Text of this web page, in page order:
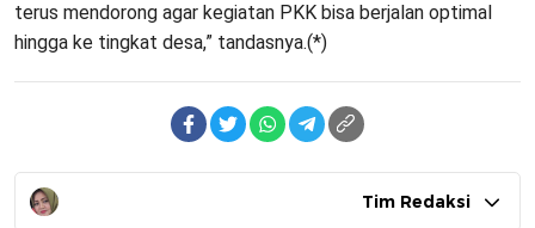
terus mendorong agar kegiatan PKK bisa berjalan optimal
hingga ke tingkat desa,” tandasnya.(*)
Tim Redaksi